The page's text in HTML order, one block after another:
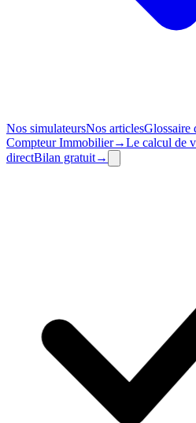
Nos simulateursNos articlesGlossaire
CompteurImmobilier→Le calcul de
directBilan gratuit→